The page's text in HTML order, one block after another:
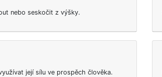
nebo seskočit z výšky.
její sílu ve prospěch člověka.